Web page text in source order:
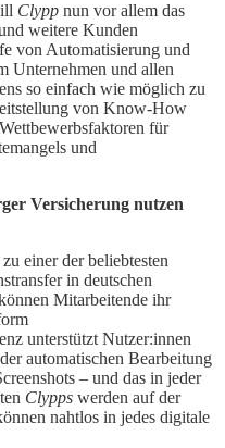
Clypp nun vor allem das
weitere Kunden
von Automatisierung und
Unternehmen und allen
so einfach wie möglich zu
von Know-How
für
und
Versicherung nutzen
zu einer der beliebtesten
in deutschen
Mitarbeitende ihr
unterstützt Nutzer:innen
automatischen Bearbeitung
– und das in jeder
Clypps werden auf der
nahtlos in jedes digitale